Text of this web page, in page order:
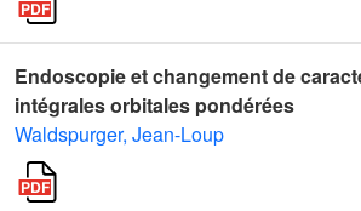
Endoscopie et changement de
intégrales orbitales pondérées
Waldspurger, Jean-Loup